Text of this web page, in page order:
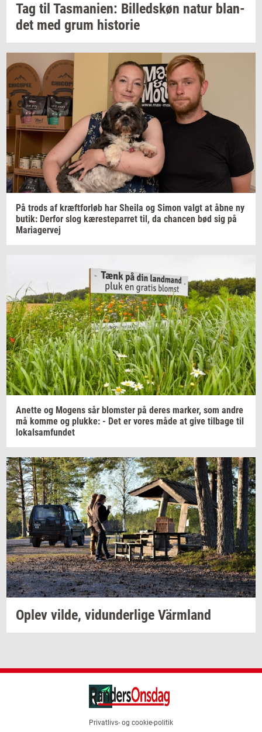
Tag til Tas­ma­ni­en: Bil­leds­køn natur blan­
det med grum hi­sto­rie
På trods af kræft­for­løb har Sheila og Simon valgt at åbne ny
butik: Der­for slog kæ­re­ste­par­ret til, da chan­cen bød sig på
Ma­ri­a­ger­vej
Anet­te og Mo­gens sår blom­ster på deres mar­ker, som andre
må komme og pluk­ke: - Det er vores måde at give til­ba­ge til
lo­kal­sam­fun­det
Oplev vilde, vi­dun­der­li­ge Värmland
Privatlivs- og cookie-politik